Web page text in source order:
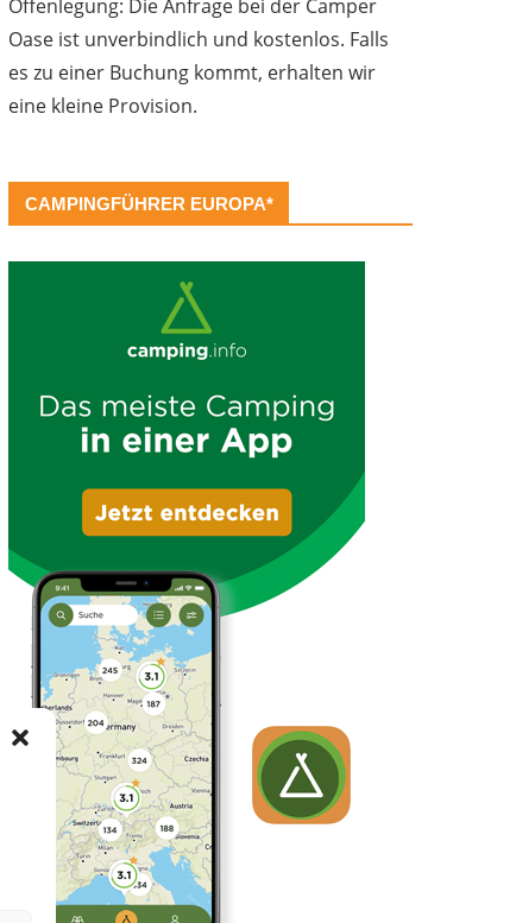
Offenlegung: Die Anfrage bei der Camper
Oase ist unverbindlich und kostenlos. Falls
es zu einer Buchung kommt, erhalten wir
eine kleine Provision.
CAMPINGFÜHRER EUROPA*